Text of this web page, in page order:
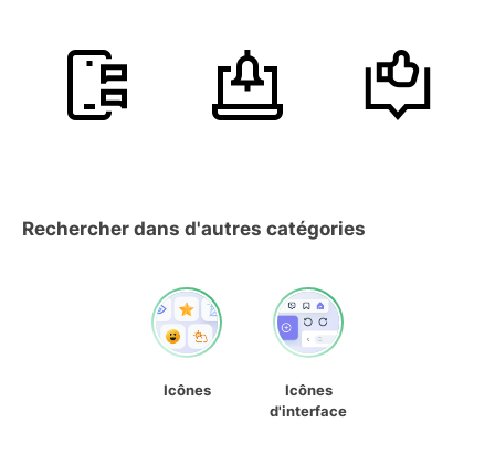
Rechercher dans d'autres catégories
Icônes
Icônes
d'interface